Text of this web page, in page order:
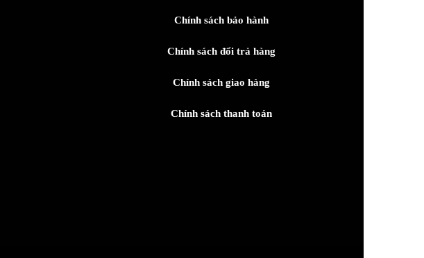
Chính sách bảo hành
Chính sách đổi trả hàng
Chính sách giao hàng
Chính sách thanh toán